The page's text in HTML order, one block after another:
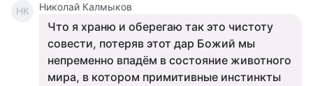
НК Николай Калмыков
Что я храню и оберегаю так это чистоту
совести, потеряв этот дар Божий мы
непременно впадём в состояние животного
мира, в котором примитивные инстинкты